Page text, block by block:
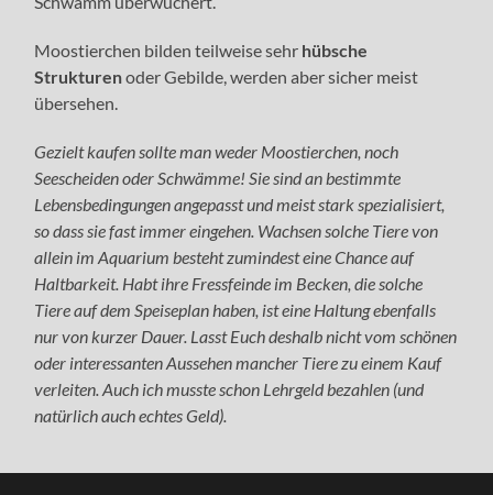
Moostierchen bilden teilweise sehr hübsche
Strukturenoder Gebilde, werden aber sicher meist
übersehen.
Gezielt kaufen sollte man weder Moostierchen, noch
Seescheiden oder Schwämme! Sie sind an bestimmte
Lebensbedingungen angepasst und meist stark spezialisiert,
so dass sie fast immer eingehen. Wachsen solche Tiere von
allein im Aquarium besteht zumindest eine Chance auf
Haltbarkeit. Habt ihre Fressfeinde im Becken, die solche
Tiere auf dem Speiseplan haben, ist eine Haltung ebenfalls
nur von kurzer Dauer. Lasst Euch deshalb nicht vom schönen
oder interessanten Aussehen mancher Tiere zu einem Kauf
verleiten. Auch ich musste schon Lehrgeld bezahlen (und
natürlich auch echtes Geld).